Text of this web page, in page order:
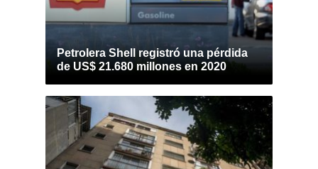
Petrolera Shell registró una pérdida
de US$ 21.680 millones en 2020